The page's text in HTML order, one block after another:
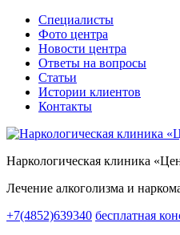
Специалисты
Фото центра
Новости центра
Ответы на вопросы
Статьи
Истории клиентов
Контакты
Наркологическая клиника
Лечение алкоголизма и
+7(4852)639340 бесплатная